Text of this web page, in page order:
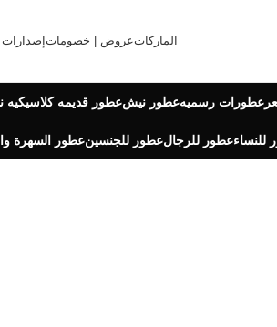
عروض | خصوماتالماركات
عطور قديمه كلاسيكيهعطور نيشعطورات رسميه
عطور السهرةعطور للجنسينعطور للرجالللنساء